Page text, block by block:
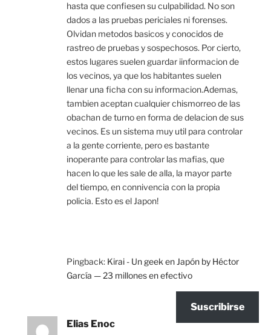
hasta que confiesen su culpabilidad. No son
dados a las pruebas periciales ni forenses.
Olvidan metodos basicos y conocidos de
rastreo de pruebas y sospechosos. Por cierto,
estos lugares suelen guardar iinformacion de
los vecinos, ya que los habitantes suelen
llenar una ficha con su informacion.Ademas,
tambien aceptan cualquier chismorreo de las
obachan de turno en forma de delacion de sus
vecinos. Es un sistema muy util para controlar
a la gente corriente, pero es bastante
inoperante para controlar las mafias, que
hacen lo que les sale de alla, la mayor parte
del tiempo, en connivencia con la propia
policia. Esto es el Japon!
Pingback: Kirai - Un geek en Japón by Héctor
García — 23 millones en efectivo
Elias Enoc
Suscribirse